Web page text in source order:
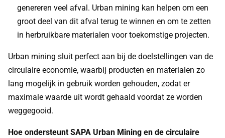
genereren veel afval. Urban mining kan helpen om een
groot deel van dit afval terug te winnen en om te zetten
in herbruikbare materialen voor toekomstige projecten.
Urban mining sluit perfect aan bij de doelstellingen van de
circulaire economie, waarbij producten en materialen zo
lang mogelijk in gebruik worden gehouden, zodat er
maximale waarde uit wordt gehaald voordat ze worden
weggegooid.
Hoe ondersteunt SAPA Urban Mining en de circulaire